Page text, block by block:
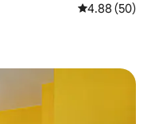
レビュー50
4.88 (50)